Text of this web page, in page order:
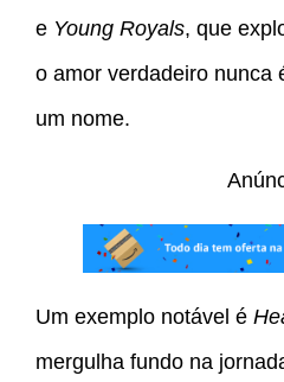
e Young Royals, que
o amor verdadeiro nunca
um nome.
Um exemplo notável é
mergulha fundo na